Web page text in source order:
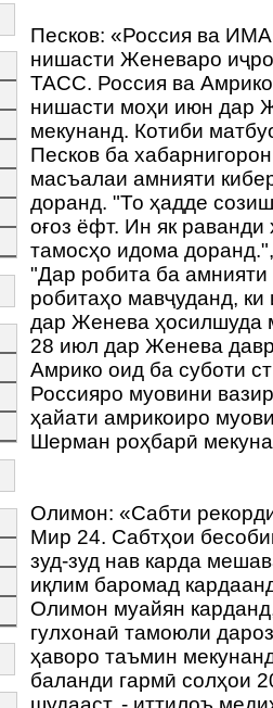
Песков: «Россия ва
нишасти Женеваро
ТАСС. Россия ва
нишасти моҳи июн дар
мекунанд. Котиби
Песков ба
масъалаи амнияти
доранд. "То ҳадде
оғоз ёфт. Ин як раванди
тамосҳо идома
"Дар робита ба амнияти
робитаҳо мавҷуданд,
дар Женева ҳосилшуда
28 июл дар Женева
Амрико оид ба суботи
Россияро муовини
ҳайати амрикоиро
Шерман роҳбарӣ
Олимон: «Сабти
Мир 24. Сабтҳои
зуд-зуд нав карда
иқлим баромад
Олимон муайян
гулхонаӣ тамоюли
ҳаворо таъмин
баланди гармӣ солҳои